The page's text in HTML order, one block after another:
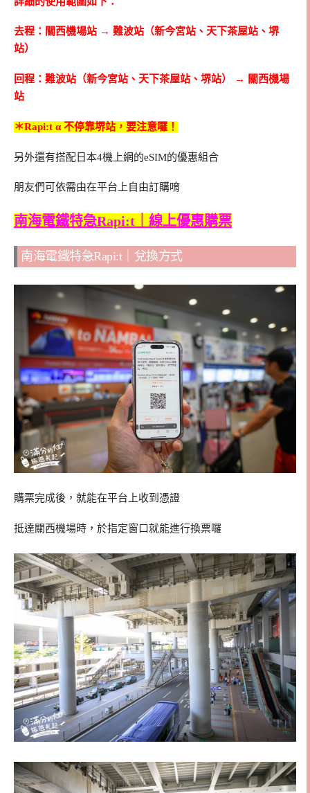
去程：關西機場站 → 難波站（新今宮站、天下茶屋站、堺
站）
回程：難波站（新今宮站、天下茶屋站、堺站） → 關西機場
站
＊Rapi:t α 不停靠堺站，要注意囉！
另外還有搭配日本4機上網的eSIM的優惠組合
朋友們可依需由在平台上自由訂購唷
南海電鐵特急Rapi:t｜線上優惠購票
南海電鐵特急Rapi:t｜兌換方式
購票完成後，就能在平台上收到憑證
抵達關西機場時，於指定窗口就能進行換票囉